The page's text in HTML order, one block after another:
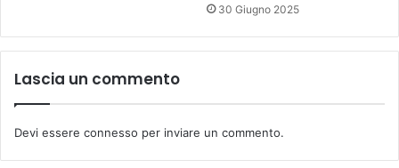
30 Giugno 2025
Lascia un commento
Devi essere connesso per inviare un commento.